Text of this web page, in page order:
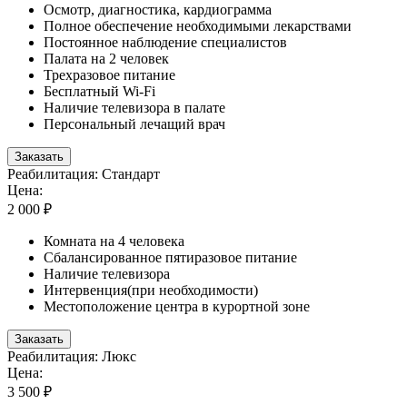
Осмотр, диагностика, кардиограмма
Полное обеспечение необходимыми лекарствами
Постоянное наблюдение специалистов
Палата на 2 человек
Трехразовое питание
Бесплатный Wi-Fi
Наличие телевизора в палате
Персональный лечащий врач
Заказать
Реабилитация: Стандарт
Цена:
2 000 ₽
Комната на 4 человека
Сбалансированное пятиразовое питание
Наличие телевизора
Интервенция(при необходимости)
Местоположение центра в курортной зоне
Заказать
Реабилитация: Люкс
Цена:
3 500 ₽